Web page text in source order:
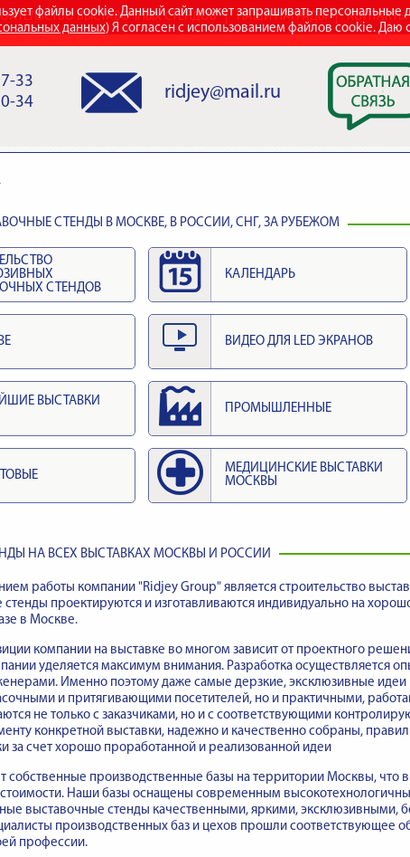
файлы cookie. Данный сайт может запрашивать персональные
данных) Я согласен с использованием файлов cookie. Даю
ВЫСТАВОЧНЫХ СТЕНДОВ НАШИ НАГРАДЫ КОНТАКТЫ
33
34
ridjey@mail.ru
СТЕНДЫ В МОСКВЕ, В РОССИИ, СНГ, ЗА РУБЕЖОМ
СТЕНДОВ
КАЛЕНДАРЬ
ВИДЕО ДЛЯ LED ЭКРАНОВ
ВЫСТАВКИ
ПРОМЫШЛЕННЫЕ
МЕДИЦИНСКИЕ ВЫСТАВКИ
МОСКВЫ
НА ВСЕХ ВЫСТАВКАХ МОСКВЫ И РОССИИ
работы компании "Ridjey Group" является строительство
стенды проектируются и изготавливаются индивидуально на
в Москве.
компании на выставке во многом зависит от проектного
уделяется максимум внимания. Разработка осуществляется
Именно поэтому даже самые дерзкие, эксклюзивные
и притягивающими посетителей, но и практичными,
не только с заказчиками, но и с соответствующими
конкретной выставки, надежно и качественно собраны,
за счет хорошо проработанной и реализованной идеи
собственные производственные базы на территории Москвы, что
стоимости. Наши базы оснащены современным
выставочные стенды качественными, яркими, эксклюзивными,
производственных баз и цехов прошли соответствующее
профессии.